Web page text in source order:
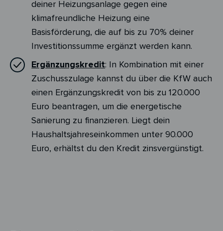
deiner Heizungsanlage gegen eine
klimafreundliche Heizung eine
Basisförderung, die auf bis zu 70% deiner
Investitionssumme ergänzt werden kann.
Ergänzungskredit: In Kombination mit einer
Zuschusszulage kannst du über die KfW auch
einen Ergänzungskredit von bis zu 120.000
Euro beantragen, um die energetische
Sanierung zu finanzieren. Liegt dein
Haushaltsjahreseinkommen unter 90.000
Euro, erhältst du den Kredit zinsvergünstigt.